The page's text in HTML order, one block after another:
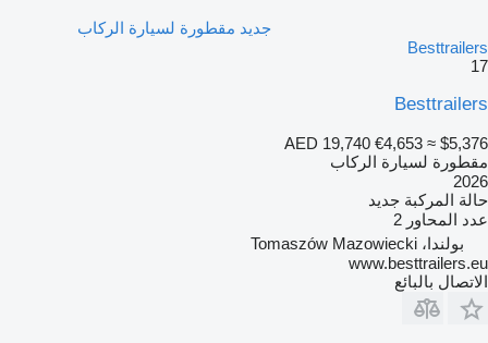
جديد مقطورة لسيارة الركاب
Besttrailers
17
Besttrailers
AED 19,740 €4,653 ≈ $5,376
مقطورة لسيارة الركاب
2026
حالة المركبة جديد
عدد المحاور 2
بولندا، Tomaszów Mazowiecki
www.besttrailers.eu
الاتصال بالبائع